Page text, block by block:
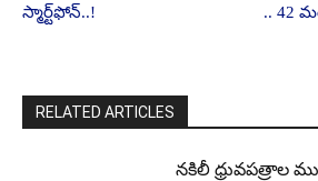
స్మార్ట్‌ఫోన్..!
.. 42
RELATED ARTICLES
నకిలీ ధ్రువపత్రాల